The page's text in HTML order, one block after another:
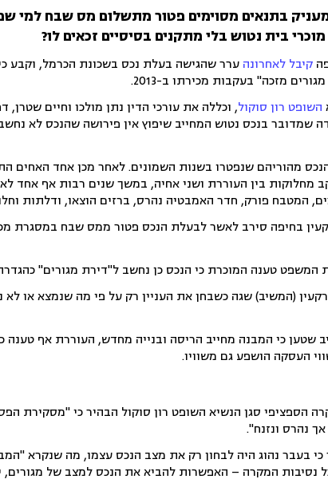
בתנאים מסוימים פטור מתשלום מס שבח למי
בית נטוש בלי מתקנים בסיסיים זכאים לו?
קיבל לאחרונה ערר שהגישה בעלת נכס בשכונת הכרמל, וקבע
מזכה" בעקבות מכירתו ב-2013.
השופט רון סוקול, וכללה את עורכי הדין נתן מולכו וחיים
שמדובר בנכס נטוש המחייב שיפוץ אין פירושה שהנכס לא
מהוריהם שנפטרו בשנות השמונים. לאחר מכן אחד האחים
מחלוקות בין העוררת ושני אחיה, במשך שנים רבות אף אחד
המטבח פורק, חדר האמבטיה נהרס, ברזים הוצאו, ודלתות
מקרקעין בחיפה סירב לאשר לבעלת הנכס פטור ממס שבח במסגרת
טענה המוכרת כי הנכס כן נחשב ל"דירת מגורים"
(המשיב) שגה כשבחן את העניין רק על פי מה שנמצא או לא
שטען כי המבנה מחייב הריסה ובנייה מחדש, העוררת אף
העסקה הושפע גם משוויו.
הספציפי סגן הנשיא השופט רון סוקול הבהיר כי "מסקירת
נהרס ונזנח".
בעבר נהוג היה לבחון רק את מצב הנכס עצמו, מה שנקרא
נסיבות המקרה – האפשרות להביא את הנכס למצב של מגורים,